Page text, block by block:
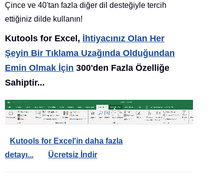
Çince ve 40'tan fazla diğer dil desteğiyle tercih
ettiğiniz dilde kullanın!
Kutools for Excel, İhtiyacınız Olan Her
Şeyin Bir Tıklama Uzağında Olduğundan
Emin Olmak İçin 300'den Fazla Özelliğe
Sahiptir...
Kutools for Excel'in daha fazla
detayı...
Ücretsiz İndir